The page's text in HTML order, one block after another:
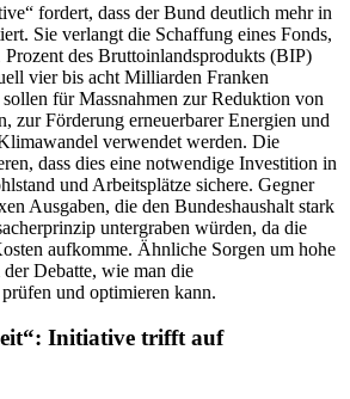
fordert, dass der Bund deutlich mehr in
Sie verlangt die Schaffung eines Fonds,
des Bruttoinlandsprodukts (BIP)
vier bis acht Milliarden Franken
für Massnahmen zur Reduktion von
zur Förderung erneuerbarer Energien und
verwendet werden. Die
dass dies eine notwendige Investition in
und Arbeitsplätze sichere. Gegner
Ausgaben, die den Bundeshaushalt stark
untergraben würden, da die
aufkomme. Ähnliche Sorgen um hohe
Debatte, wie man die
und optimieren kann.
Initiative trifft auf